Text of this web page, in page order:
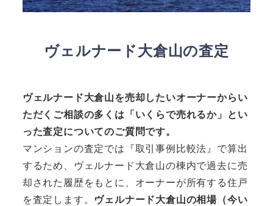
ヴェルナード大倉山の査定
ヴェルナード大倉山を売却したいオーナーからい
ただくご相談の多くは「いくらで売れるか」とい
った査定についてのご質問です。
マンションの査定では『取引事例比較法』で算出
するため、ヴェルナード大倉山の棟内で過去に売
却された履歴をもとに、オーナーが所有する住戸
を査定します。 ヴェルナード大倉山の相場（今い